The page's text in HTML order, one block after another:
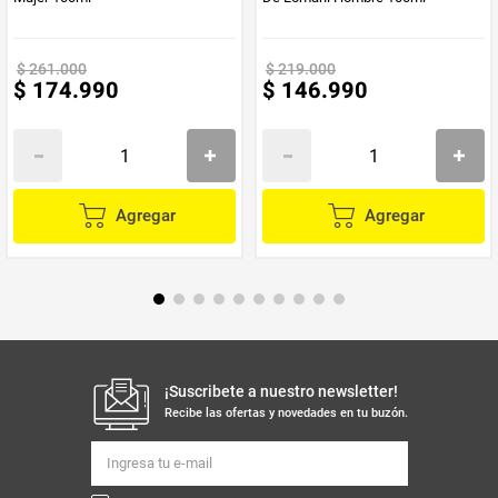
$261.000
$ 174.990
Agregar
$219.000
$ 146.990
Agregar
¡Suscribete a nuestro newsletter!
Recibe las ofertas y novedades en tu buzón.